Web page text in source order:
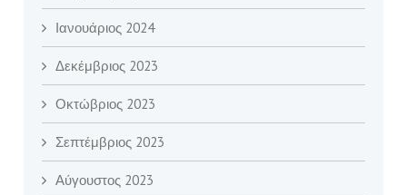
Ιανουάριος 2024
Δεκέμβριος 2023
Οκτώβριος 2023
Σεπτέμβριος 2023
Αύγουστος 2023